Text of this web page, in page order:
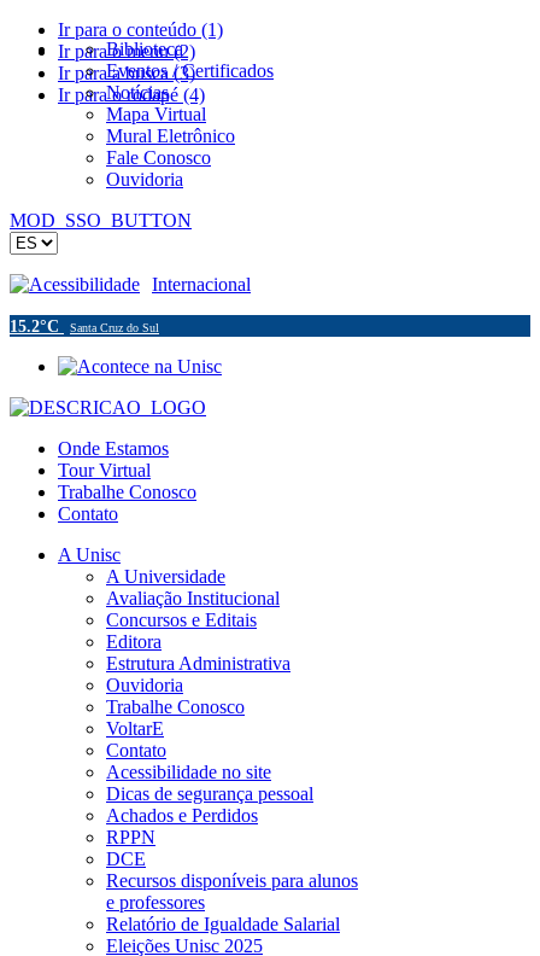
Ir para o conteúdo (1)
Ir para o menu (2)
Ir para a busca (3)
Ir para o rodapé (4)
Biblioteca
Eventos / Certificados
Notícias
Mapa Virtual
Mural Eletrônico
Fale Conosco
Ouvidoria
MOD_SSO_BUTTON
Acessibilidade Internacional
15.2°C Santa Cruz do Sul
Onde Estamos
Tour Virtual
Trabalhe Conosco
Contato
A Unisc
A Universidade
Avaliação Institucional
Concursos e Editais
Editora
Estrutura Administrativa
Ouvidoria
Trabalhe Conosco
VoltarE
Contato
Acessibilidade no site
Dicas de segurança pessoal
Achados e Perdidos
RPPN
DCE
Recursos disponíveis para alunos
e professores
Relatório de Igualdade Salarial
Eleições Unisc 2025